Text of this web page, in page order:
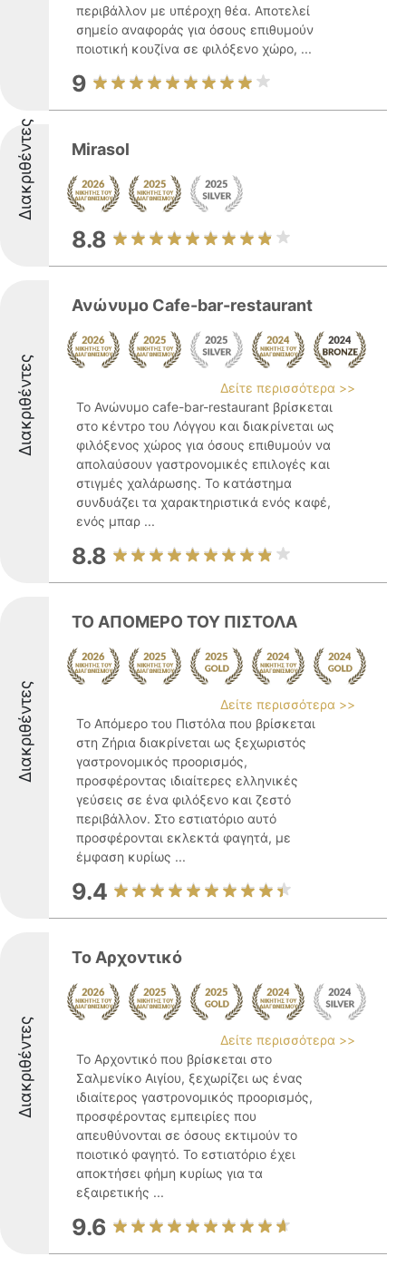
περιβάλλον με υπέροχη θέα. Αποτελεί
σημείο αναφοράς για όσους επιθυμούν
ποιοτική κουζίνα σε φιλόξενο χώρο, ...
9
Διακριθέντες Mirasol
8.8
Διακριθέντες
Ανώνυμο Cafe-bar-restaurant
Δείτε περισσότερα >>
Το Ανώνυμο cafe-bar-restaurant βρίσκεται
στο κέντρο του Λόγγου και διακρίνεται ως
φιλόξενος χώρος για όσους επιθυμούν να
απολαύσουν γαστρονομικές επιλογές και
στιγμές χαλάρωσης. Το κατάστημα
συνδυάζει τα χαρακτηριστικά ενός καφέ,
ενός μπαρ ...
8.8
Διακριθέντες
ΤΟ ΑΠΟΜΕΡΟ ΤΟΥ ΠΙΣΤΟΛΑ
Δείτε περισσότερα >>
Το Απόμερο του Πιστόλα που βρίσκεται
στη Ζήρια διακρίνεται ως ξεχωριστός
γαστρονομικός προορισμός,
προσφέροντας ιδιαίτερες ελληνικές
γεύσεις σε ένα φιλόξενο και ζεστό
περιβάλλον. Στο εστιατόριο αυτό
προσφέρονται εκλεκτά φαγητά, με
έμφαση κυρίως ...
9.4
Διακριθέντες
Το Αρχοντικό
Δείτε περισσότερα >>
Το Αρχοντικό που βρίσκεται στο
Σαλμενίκο Αιγίου, ξεχωρίζει ως ένας
ιδιαίτερος γαστρονομικός προορισμός,
προσφέροντας εμπειρίες που
απευθύνονται σε όσους εκτιμούν το
ποιοτικό φαγητό. Το εστιατόριο έχει
αποκτήσει φήμη κυρίως για τα
εξαιρετικής ...
9.6